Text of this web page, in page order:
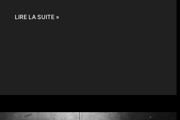
LIRE LA SUITE »